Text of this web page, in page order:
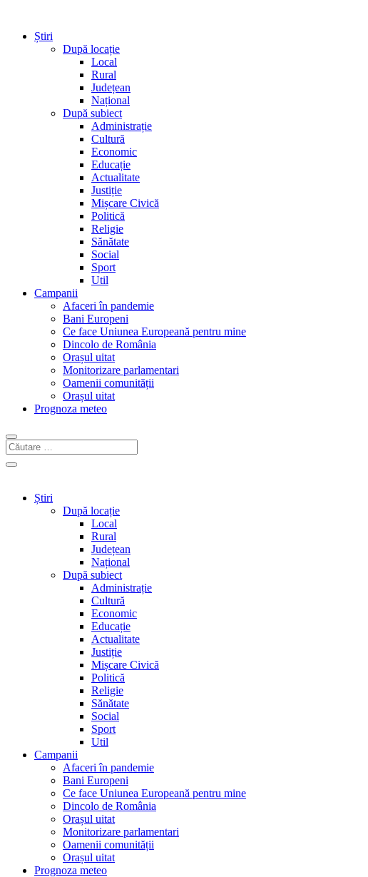
Știri
După locație
Local
Rural
Județean
Național
După subiect
Administrație
Cultură
Economic
Educație
Actualitate
Justiție
Mișcare Civică
Politică
Religie
Sănătate
Social
Sport
Util
Campanii
Afaceri în pandemie
Bani Europeni
Ce face Uniunea Europeană pentru mine
Dincolo de România
Orașul uitat
Monitorizare parlamentari
Oamenii comunității
Orașul uitat
Prognoza meteo
Știri
După locație
Local
Rural
Județean
Național
După subiect
Administrație
Cultură
Economic
Educație
Actualitate
Justiție
Mișcare Civică
Politică
Religie
Sănătate
Social
Sport
Util
Campanii
Afaceri în pandemie
Bani Europeni
Ce face Uniunea Europeană pentru mine
Dincolo de România
Orașul uitat
Monitorizare parlamentari
Oamenii comunității
Orașul uitat
Prognoza meteo